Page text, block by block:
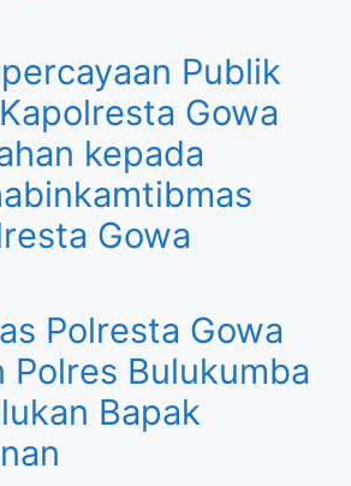
Publik
Gowa
kepada
Gowa
Polresta Gowa
Polres Bulukumba
Bapak